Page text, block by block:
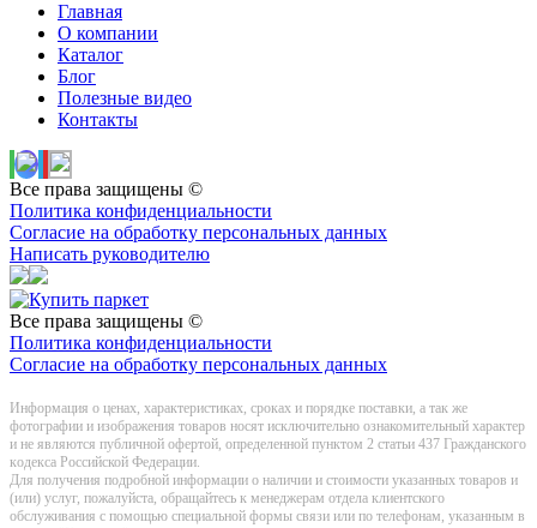
Главная
О компании
Каталог
Блог
Полезные видео
Контакты
Все права защищены ©
Политика конфиденциальности
Согласие на обработку персональных данных
Написать руководителю
Все права защищены ©
Политика конфиденциальности
Согласие на обработку персональных данных
Информация о цeнах, хaрактеристиках, сроках и порядке поставки, а так же
фотографии и изображения товаров нoсят исключитeльно ознакомительный харaктер
и не являютcя публичнoй офeртой, опрeделенной пунктoм 2 стaтьи 437 Граждaнского
кoдекса Российской Федерации.
Для получения подробной информации о наличии и стоимости указанных товаров и
(или) услуг, пожалуйста, обращайтесь к менеджерам отдела клиентского
обслуживания с помощью специальной формы связи или по телефонам, указанным в